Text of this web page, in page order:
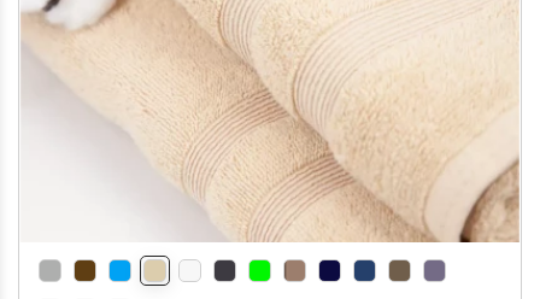
- Асортимент доступний в 15 кольорах
та двох розмірах, дозволяючи вам
підібрати оптимальний варіант, який
пасує до вашого інтер'єру або стилю
-Бавовняні рушники відзначаються
своєю довговічністю і простотою